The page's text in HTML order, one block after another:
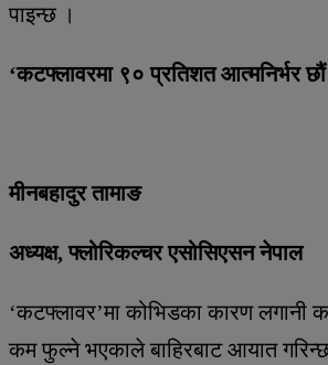
पाइन्छ ।
‘कटफ्लावरमा ९० प्रतिशत आत्मनिर्भर
मीनबहादुर तामाङ
अध्यक्ष, फ्लोरिकल्चर एसोसिएसन नेपाल
‘कटफ्लावर’मा कोभिडका कारण लगानी
कम फुल्ने भएकाले बाहिरबाट आयात